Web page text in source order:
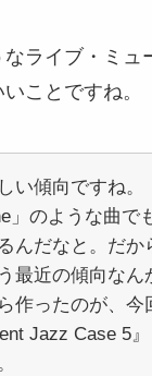
ライブ・ミュ
ことですね。
い傾向ですね。
」のような曲で
んだなと。だか
最近の傾向なん
作ったのが、今
Jazz Case 5